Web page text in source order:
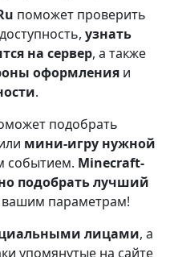
поможет проверить
узнать
на сервер, а также
оформления и
.
подобрать
мини-игру нужной
событием. Minecraft-
подобрать лучший
параметрам!
лицами, а
упомянутые на сайте